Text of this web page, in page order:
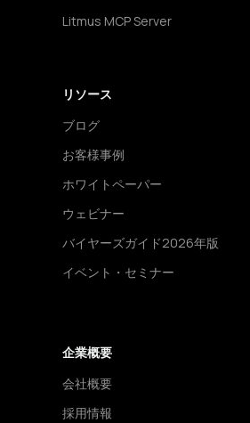
Litmus MCP Server
リソース
ブログ
お客様事例
ホワイトペーパー
ウェビナー
バイヤーズガイド2026年版
イベント・セミナー
企業概要
会社概要
採用情報